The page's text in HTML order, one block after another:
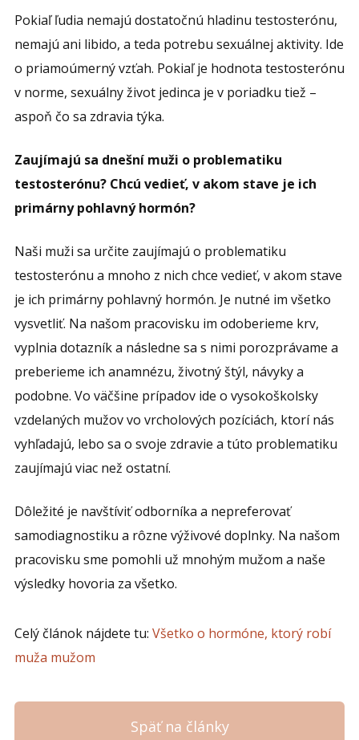
Pokiaľ ľudia nemajú dostatočnú hladinu testosterónu,
nemajú ani libido, a teda potrebu sexuálnej aktivity. Ide
o priamoúmerný vzťah. Pokiaľ je hodnota testosterónu
v norme, sexuálny život jedinca je v poriadku tiež –
aspoň čo sa zdravia týka.
Zaujímajú sa dnešní muži o problematiku
testosterónu? Chcú vedieť, v akom stave je ich
primárny pohlavný hormón?
Naši muži sa určite zaujímajú o problematiku
testosterónu a mnoho z nich chce vedieť, v akom stave
je ich primárny pohlavný hormón. Je nutné im všetko
vysvetliť. Na našom pracovisku im odoberieme krv,
vyplnia dotazník a následne sa s nimi porozprávame a
preberieme ich anamnézu, životný štýl, návyky a
podobne. Vo väčšine prípadov ide o vysokoškolsky
vzdelaných mužov vo vrcholových pozíciách, ktorí nás
vyhľadajú, lebo sa o svoje zdravie a túto problematiku
zaujímajú viac než ostatní.
Dôležité je navštíviť odborníka a nepreferovať
samodiagnostiku a rôzne výživové doplnky. Na našom
pracovisku sme pomohli už mnohým mužom a naše
výsledky hovoria za všetko.
Celý článok nájdete tu: Všetko o hormóne, ktorý robí
muža mužom
Späť na články